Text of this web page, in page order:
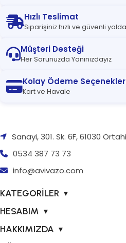
Hızlı Teslimat
Siparişiniz hızlı ve güvenli yolda
Müşteri Desteği
Her Sorunuzda Yanınızdayız
Kolay Ödeme
Kart ve Havale
Sanayi, 301. Sk. 6F, 61030
0534 387 73 73
info@avivazo.com
KATEGORİLER ▼
HESABIM ▼
HAKKIMIZDA ▼